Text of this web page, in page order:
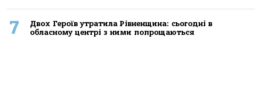
7
Двох Героїв утратила Рівненщина: сьогодні в
обласному центрі з ними попрощаються